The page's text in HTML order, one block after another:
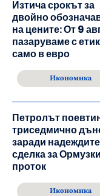
Изтича срокът за
двойно
на цените: От 9
пазаруваме с
само в евро
Икономика
Петролът
триседмично
заради
сделка за
проток
Икономика